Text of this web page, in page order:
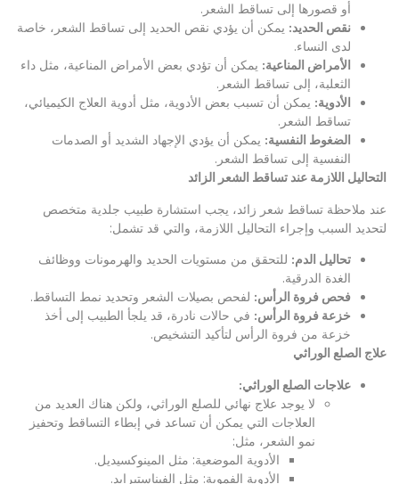
أو قصورها إلى تساقط الشعر.
نقص الحديد: يمكن أن يؤدي نقص الحديد إلى تساقط الشعر، خاصة
لدى النساء.
الأمراض المناعية: يمكن أن تؤدي بعض الأمراض المناعية، مثل داء
الثعلبة، إلى تساقط الشعر.
الأدوية: يمكن أن تسبب بعض الأدوية، مثل أدوية العلاج الكيميائي،
تساقط الشعر.
الضغوط النفسية: يمكن أن يؤدي الإجهاد الشديد أو الصدمات
النفسية إلى تساقط الشعر.
التحاليل اللازمة عند تساقط الشعر الزائد
عند ملاحظة تساقط شعر زائد، يجب استشارة طبيب جلدية متخصص
لتحديد السبب وإجراء التحاليل اللازمة، والتي قد تشمل:
تحاليل الدم: للتحقق من مستويات الحديد والهرمونات ووظائف
الغدة الدرقية.
فحص فروة الرأس: لفحص بصيلات الشعر وتحديد نمط التساقط.
خزعة فروة الرأس: في حالات نادرة، قد يلجأ الطبيب إلى أخذ
خزعة من فروة الرأس لتأكيد التشخيص.
علاج الصلع الوراثي
علاجات الصلع الوراثي:
لا يوجد علاج نهائي للصلع الوراثي، ولكن هناك العديد من
العلاجات التي يمكن أن تساعد في إبطاء التساقط وتحفيز
نمو الشعر، مثل:
الأدوية الموضعية: مثل المينوكسيديل.
الأدوية الفموية: مثل الفيناستيرايد.